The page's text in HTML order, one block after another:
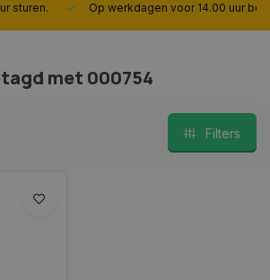
sturen. Op werkdagen voor 14.00 uur
met 000754
Filters